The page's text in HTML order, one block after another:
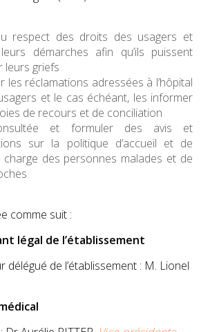
respect des droits des usagers et
démarches afin qu’ils puissent
leurs griefs
les réclamations adressées à l’hôpital
et le cas échéant, les informer
de recours et de conciliation
et formuler des avis et
sur la politique d’accueil et de
charge des personnes malades et de
comme suit :
légal de l’établissement
délégué de l’établissement : M. Lionel